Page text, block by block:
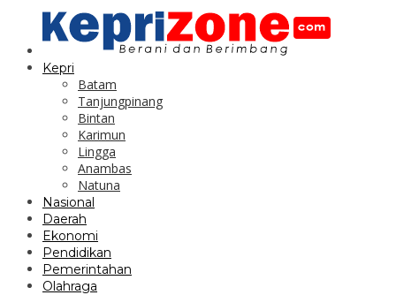
Kepri
Batam
Tanjungpinang
Bintan
Karimun
Lingga
Anambas
Natuna
Nasional
Daerah
Ekonomi
Pendidikan
Pemerintahan
Olahraga